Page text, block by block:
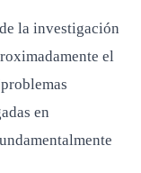
la investigación
el
en